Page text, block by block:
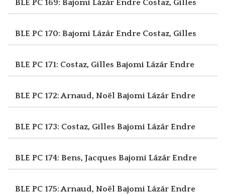
BLE PC 169: Bajomi Lázár Endre Costaz, Gilles
BLE PC 170: Bajomi Lázár Endre Costaz, Gilles
BLE PC 171: Costaz, Gilles Bajomi Lázár Endre
BLE PC 172: Arnaud, Noël Bajomi Lázár Endre
BLE PC 173: Costaz, Gilles Bajomi Lázár Endre
BLE PC 174: Bens, Jacques Bajomi Lázár Endre
BLE PC 175: Arnaud, Noël Bajomi Lázár Endre